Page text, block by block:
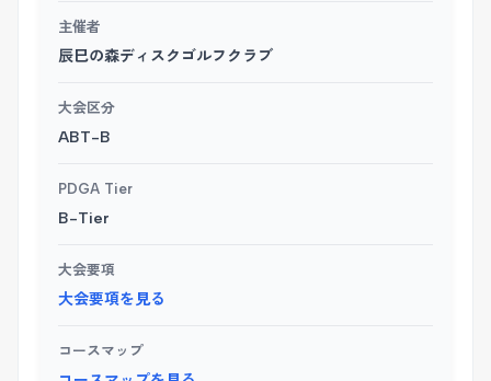
主催者
辰巳の森ディスクゴルフクラブ
大会区分
ABT-B
PDGA Tier
B-Tier
大会要項
大会要項を見る
コースマップ